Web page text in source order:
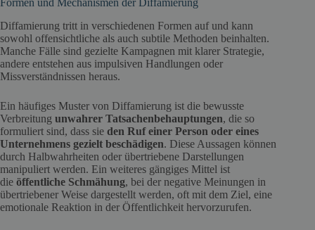
Formen und Mechanismen der Diffamierung
Diffamierung tritt in verschiedenen Formen auf und kann
sowohl offensichtliche als auch subtile Methoden beinhalten.
Manche Fälle sind gezielte Kampagnen mit klarer Strategie,
andere entstehen aus impulsiven Handlungen oder
Missverständnissen heraus.
Ein häufiges Muster von Diffamierung ist die bewusste
Verbreitung unwahrer Tatsachenbehauptungen, die so
formuliert sind, dass sie den Ruf einer Person oder eines
Unternehmens gezielt beschädigen. Diese Aussagen können
durch Halbwahrheiten oder übertriebene Darstellungen
manipuliert werden. Ein weiteres gängiges Mittel ist
die öffentliche Schmähung, bei der negative Meinungen in
übertriebener Weise dargestellt werden, oft mit dem Ziel, eine
emotionale Reaktion in der Öffentlichkeit hervorzurufen.